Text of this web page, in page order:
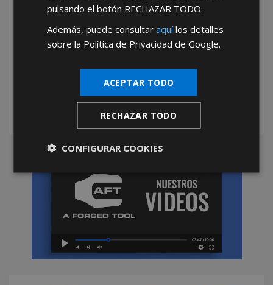
*Abstenerse particulares, sólo venta a tiendas y empresas minoristas y
pulsando el botón RECHAZAR TODO.
Además, puede consultaraquílos detalles
sobre la Política de Privacidad de Google.
ACEPTAR TODO
RECHAZAR TODO
CONFIGURAR COOKIES